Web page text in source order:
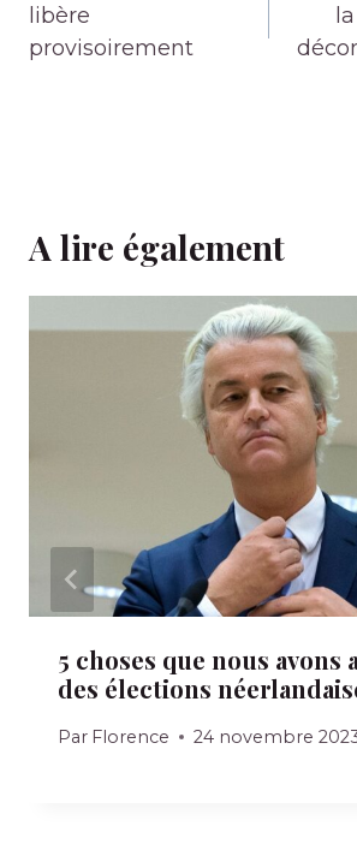
libère
provisoirement
A lire également
5 choses que nous avons
des élections
Par Florence 24 novembre